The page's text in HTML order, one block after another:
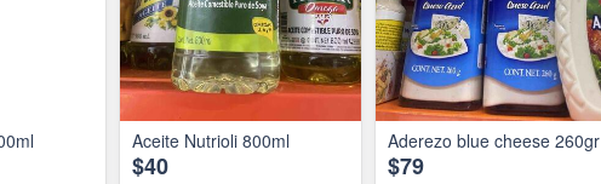
Aceite Nutrioli 800ml
$40
Aderezo blue cheese 260gr
$79